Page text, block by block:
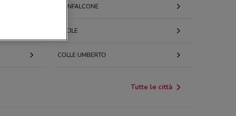
MONFALCONE
SACILE
COLLE UMBERTO
Tutte le città